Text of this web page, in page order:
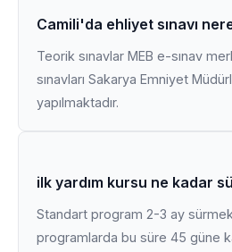
Camili'da ehliyet sınavı
Teorik sınavlar MEB e-sınav
sınavları Sakarya Emniyet
yapılmaktadır.
ilk yardım kursu ne kadar
Standart program 2-3 ay
programlarda bu süre 45 güne